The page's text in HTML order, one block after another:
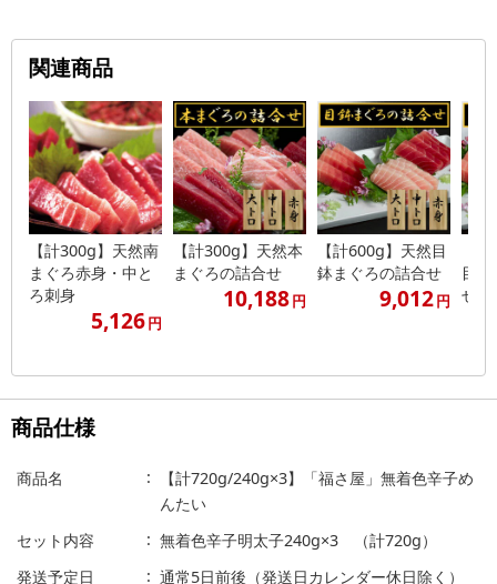
関連商品
【計300g】天然南
まぐろ赤身・中と
ろ刺身
5,126円
【計300g】天然本
まぐろの詰合せ
10,188円
【計600g】天然目
鉢まぐろの詰合せ
9,012円
目
せ
商品仕様
商品名
【計720g/240g×3】「福さ屋」無着色辛子め
んたい
セット内容
無着色辛子明太子240g×3 （計720g）
発送予定日
通常5日前後（発送日カレンダー休日除く）